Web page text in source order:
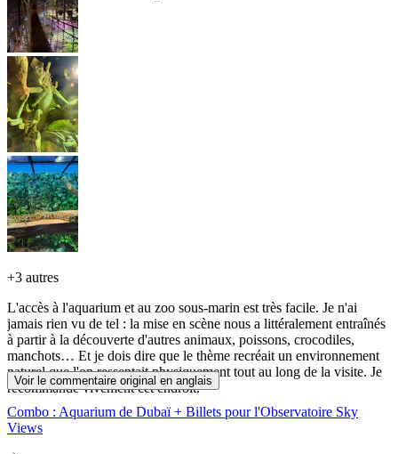
+3 autres
L'accès à l'aquarium et au zoo sous-marin est très facile. Je n'ai
jamais rien vu de tel : la mise en scène nous a littéralement entraînés
à partir à la découverte d'autres animaux, poissons, crocodiles,
manchots… Et je dois dire que le thème recréait un environnement
naturel que l'on ressentait physiquement tout au long de la visite. Je
recommande vivement cet endroit.
Voir le commentaire original en anglais
Combo : Aquarium de Dubaï + Billets pour l'Observatoire Sky
Views